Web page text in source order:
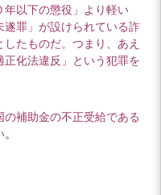
以下の懲役」より軽い
遂罪」が設けられている詐
たものだ。つまり、あえ
化法違反」という犯罪を
補助金の不正受給である
。